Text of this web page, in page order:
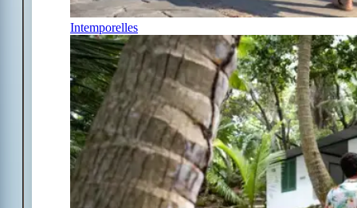
Intemporelles